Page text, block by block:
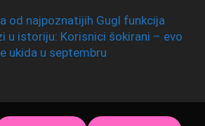
od najpoznatijih Gugl funkcija
u istoriju: Korisnici šokirani – evo
ukida u septembru